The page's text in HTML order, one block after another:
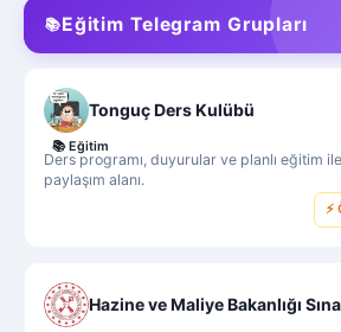
📚Eğitim Telegram Grupları
Tonguç Ders Kulübü
Ders programı, duyurular ve planlı eğitim
paylaşım alanı.
📚 Eğitim
Hazine ve Maliye Bakanlığı